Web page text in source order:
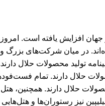
افزایش یافته است.
در میان شرکت‌های بزرگ و
از ۴۵۶ کارخانه آن گواهینامه تولید
حلال دارند. تمام
حلال دارند. همچنین، هتل
نیز رستوران‌ها و